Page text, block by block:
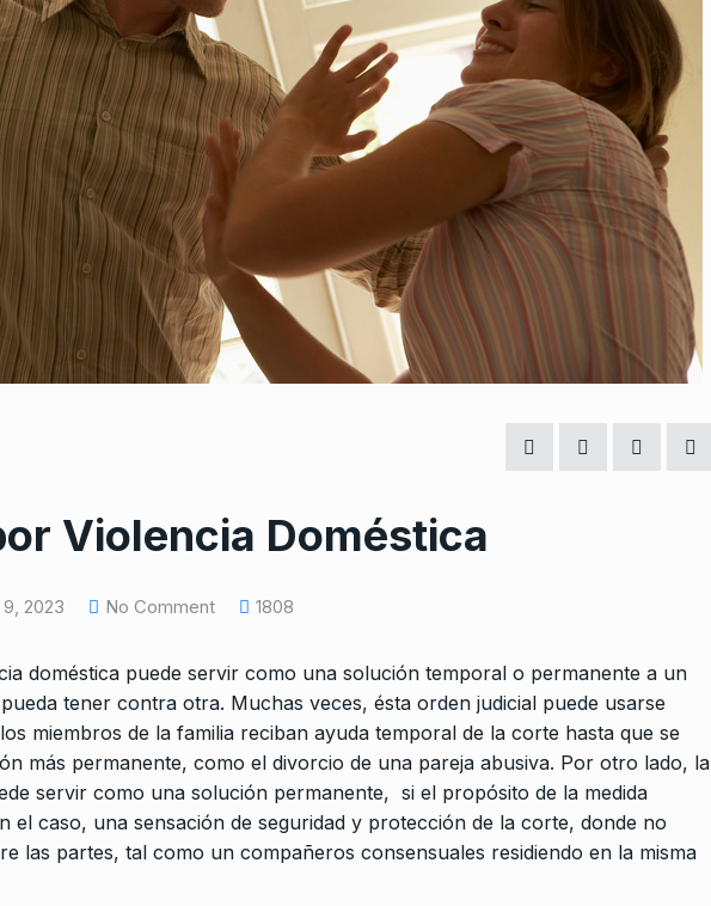
Violencia Doméstica
2023 No Comment 1808
doméstica puede servir como una solución temporal o permanente a un
tener contra otra. Muchas veces, ésta orden judicial puede usarse
miembros de la familia reciban ayuda temporal de la corte hasta que se
más permanente, como el divorcio de una pareja abusiva. Por otro lado, la
servir como una solución permanente, si el propósito de la medida
el caso, una sensación de seguridad y protección de la corte, donde no
las partes, tal como un compañeros consensuales residiendo en la misma